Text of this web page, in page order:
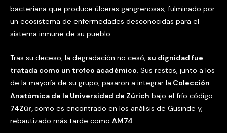
bacteriana que produce úlceras gangrenosas, fulminado por
un ecosistema de enfermedades desconocidas para el
sistema inmune de su pueblo.
Tras su deceso, la degradación no cesó; su dignidad fue
tratada como un trofeo académico. Sus restos, junto a los
de la mayoría de su grupo, pasaron a integrar la Colección
Anatómica de la Universidad de Zúrich bajo el frío código
74Zür,como es encontrado en los análisis de Gusinde y,
rebautizado más tarde como AM74.